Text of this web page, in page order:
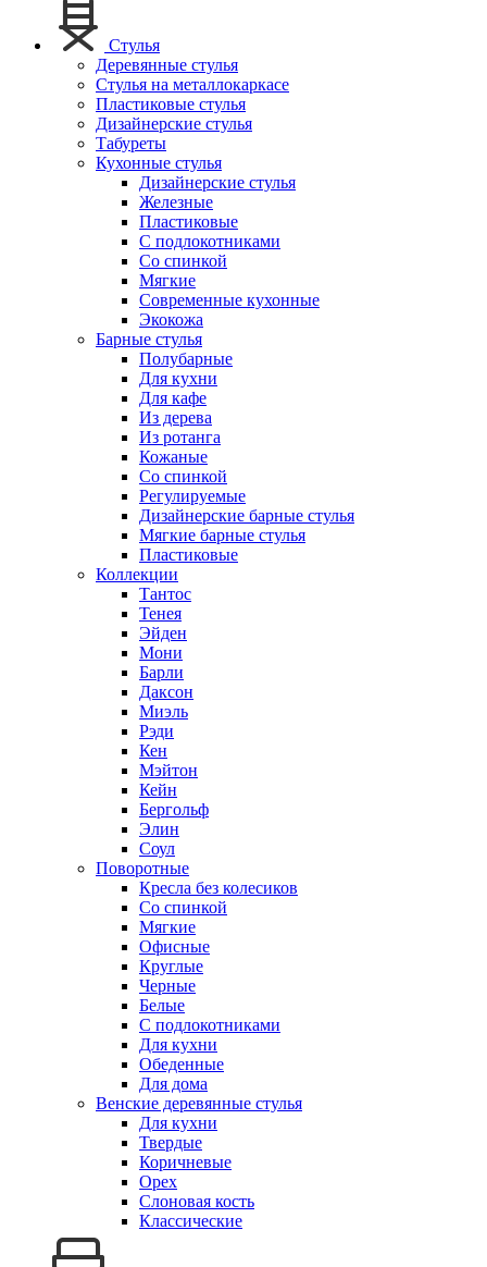
Стулья
Деревянные стулья
Стулья на металлокаркасе
Пластиковые стулья
Дизайнерские стулья
Табуреты
Кухонные стулья
Дизайнерские стулья
Железные
Пластиковые
С подлокотниками
Со спинкой
Мягкие
Современные кухонные
Экокожа
Барные стулья
Полубарные
Для кухни
Для кафе
Из дерева
Из ротанга
Кожаные
Со спинкой
Регулируемые
Дизайнерские барные стулья
Мягкие барные стулья
Пластиковые
Коллекции
Тантос
Тенея
Эйден
Мони
Барли
Даксон
Миэль
Рэди
Кен
Мэйтон
Кейн
Бергольф
Элин
Соул
Поворотные
Кресла без колесиков
Со спинкой
Мягкие
Офисные
Круглые
Черные
Белые
С подлокотниками
Для кухни
Обеденные
Для дома
Венские деревянные стулья
Для кухни
Твердые
Коричневые
Орех
Слоновая кость
Классические